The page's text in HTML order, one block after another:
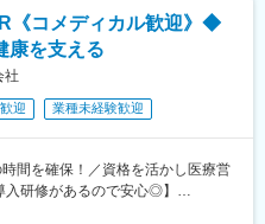
リアプランを実現できるのは、当
を跨いでの転勤はございません。
性に応じて、アサインを検討い
評価され、年収に反映されます。
勤続報奨金や四半期一時金などの
《コメディカル歓迎》◆
康を支える
社
迎 業種未経験歓迎
時間を確保！／資格を活かし医療営
研修があるので安心◎】